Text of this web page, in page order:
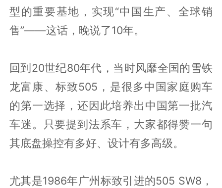
型的重要基地，实现“中国生产、全球销
售”——这话，晚说了10年。
回到20世纪80年代，当时风靡全国的雪铁
龙富康、标致505，是很多中国家庭购车
的第一选择，还因此培养出中国第一批汽
车迷。只要提到法系车，大家都得赞一句
其底盘操控有多好、设计有多高级。
尤其是1986年广州标致引进的505 SW8，